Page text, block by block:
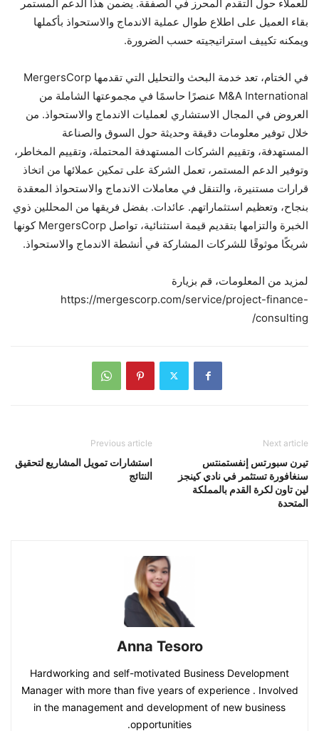
للعملاء حول التقدم المحرز في الصفقة. يضمن هذا الدعم المستمر
بقاء العميل على اطلاع طوال عملية الاندماج والاستحواذ بأكملها
ويمكنه تكييف استراتيجيته حسب الضرورة.
في الختام، تعد خدمة البحث والتحليل التي تقدمها MergersCorp
M&A International عنصرًا حاسمًا في مجموعتها الشاملة من
العروض في المجال الاستشاري لعمليات الاندماج والاستحواذ. من
خلال توفير معلومات دقيقة وحديثة حول السوق والصناعة
المستهدفة، وتقييم الشركات المستهدفة المحتملة، وتقييم المخاطر،
وتوفير الدعم المستمر، تعمل الشركة على تمكين عملائها من اتخاذ
قرارات مستنيرة، والتنقل في معاملات الاندماج والاستحواذ المعقدة
بنجاح، وتعظيم استثماراتهم. عائدات. بفضل فريقها من المحللين ذوي
الخبرة والتزامها بتقديم قيمة استثنائية، تواصل MergersCorp كونها
شريكًا موثوقًا للشركات المشاركة في أنشطة الاندماج والاستحواذ.
لمزيد من المعلومات، قم بزيارة
https://mergescorp.com/service/project-finance-
consulting/
Previous article
استشارات تمويل المشاريع لتحقيق
النتائج
Next article
تيرن سبورتس إنفستمنتس
سنغافورة تستثمر في نادي كينجز
لين تاون لكرة القدم بالمملكة
المتحدة
Anna Tesoro
Hardworking and self-motivated Business Development
Manager with more than five years of experience . Involved
in the management and development of new business
opportunities.